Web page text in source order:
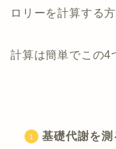
ロリーを計算する
計算は簡単でこの4
基礎代謝を